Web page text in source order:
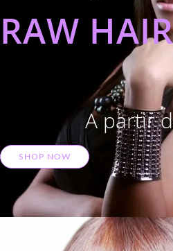
RAW HAIR
A partir
SHOP NOW